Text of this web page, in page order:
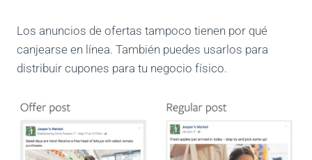
Los anuncios de ofertas tampoco tienen por qué
canjearse en línea. También puedes usarlos para
distribuir cupones para tu negocio físico.